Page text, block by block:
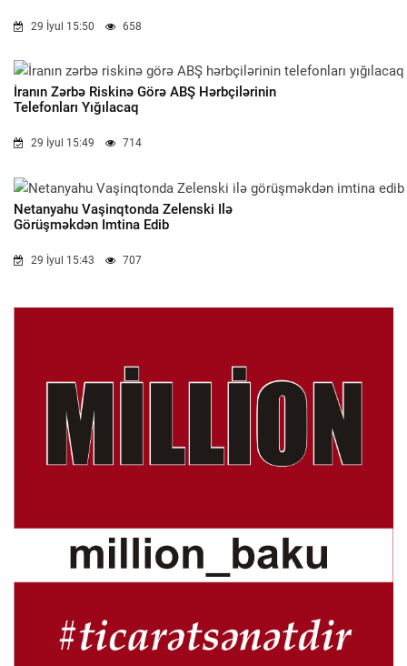
29 İyul 15:50 658
İranın Zərbə Riskinə Görə ABŞ Hərbçilərinin
Telefonları Yığılacaq
29 İyul 15:49 714
Netanyahu Vaşinqtonda Zelenski Ilə
Görüşməkdən Imtina Edib
29 İyul 15:43 707